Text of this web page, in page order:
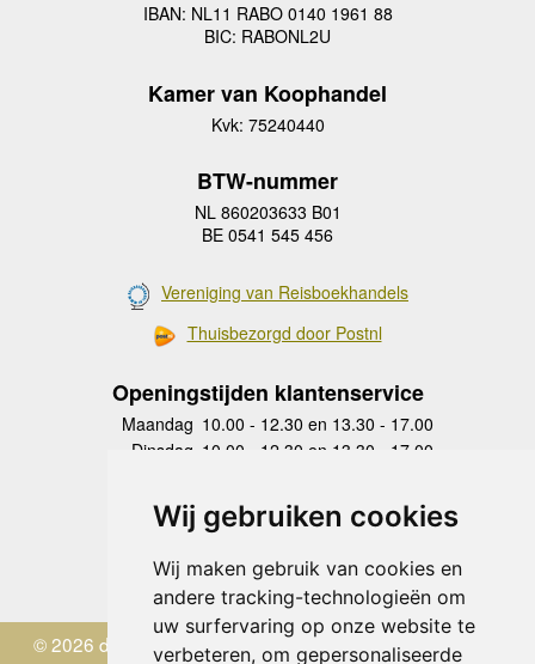
Wij gebruiken cookies
Wij maken gebruik van cookies en
andere tracking-technologieën om
uw surfervaring op onze website te
verbeteren, om gepersonaliseerde
IBAN: NL11 RABO 0140 1961 88
BIC: RABONL2U
Kamer van Koophandel
Kvk: 75240440
BTW-nummer
NL 860203633 B01
BE 0541 545 456
Vereniging van Reisboekhandels
Thuisbezorgd door Postnl
Openingstijden klantenservice
Maandag 10.00 - 12.30 en 13.30 - 17.00
Dinsdag 10.00 - 12.30 en 13.30 - 17.00
Donderdag
10.00 - 12.30 en 13.30 - 17.00
Vrijdag 10.00 - 12.30 en 13.30 - 17.00
Zaterdag
gesloten
Zondag gesloten
© 2026 de Zwerver